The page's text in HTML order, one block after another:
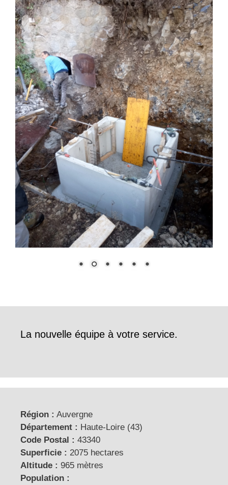
La nouvelle équipe à votre service.
Région : Auvergne
Département : Haute-Loire (43)
Code Postal : 43340
Superficie : 2075 hectares
Altitude : 965 mètres
Population :